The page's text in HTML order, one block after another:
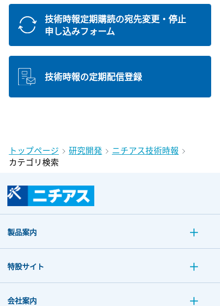
技術時報定期購読の宛先変更・停止
申し込みフォーム
技術時報の定期配信登録
トップページ 研究開発
ニチアス技術時報
カテゴリ検索
製品案内
特設サイト
会社案内